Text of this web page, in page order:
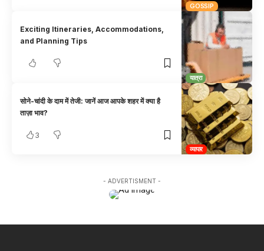
GOSSIP
यात्रा
Exciting Itineraries, Accommodations,
and Planning Tips
व्यापार
सोने-चांदी के दाम में तेजी: जानें आज आपके शहर में क्या है
ताज़ा भाव?
3
- ADVERTISMENT -